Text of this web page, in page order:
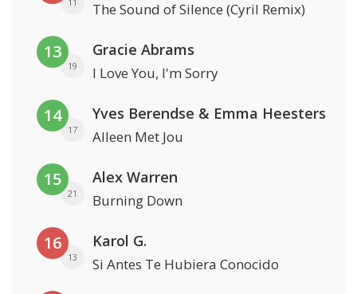
The Sound of Silence (Cyril Remix)
13
19
Gracie Abrams
I Love You, I'm Sorry
14
17
Yves Berendse & Emma Heesters
Alleen Met Jou
15
21
Alex Warren
Burning Down
16
13
Karol G.
Si Antes Te Hubiera Conocido